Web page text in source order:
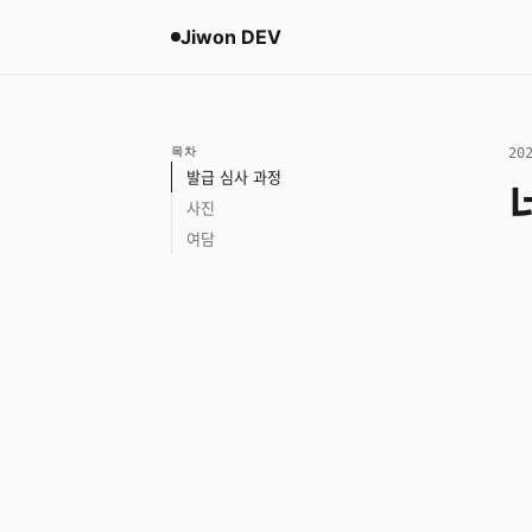
Jiwon DEV
목차
발급 심사 과정
사진
여담